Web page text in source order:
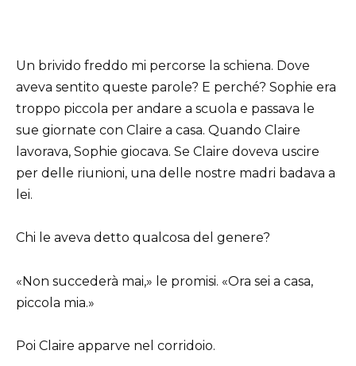
Un brivido freddo mi percorse la schiena. Dove
aveva sentito queste parole? E perché? Sophie era
troppo piccola per andare a scuola e passava le
sue giornate con Claire a casa. Quando Claire
lavorava, Sophie giocava. Se Claire doveva uscire
per delle riunioni, una delle nostre madri badava a
lei.
Chi le aveva detto qualcosa del genere?
«Non succederà mai,» le promisi. «Ora sei a casa,
piccola mia.»
Poi Claire apparve nel corridoio.